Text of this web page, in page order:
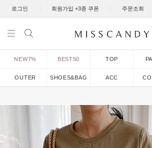
로그인 회원가입 +3종 쿠폰 주문조회
NEW7% BEST50 TOP
OUTER SHOES&BAG ACC